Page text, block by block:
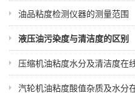
油品粘度检测仪器的测量范围
液压油污染度与清洁度的区别
压缩机油粘度水分及清洁度在
汽轮机油粘度酸值杂质及水分